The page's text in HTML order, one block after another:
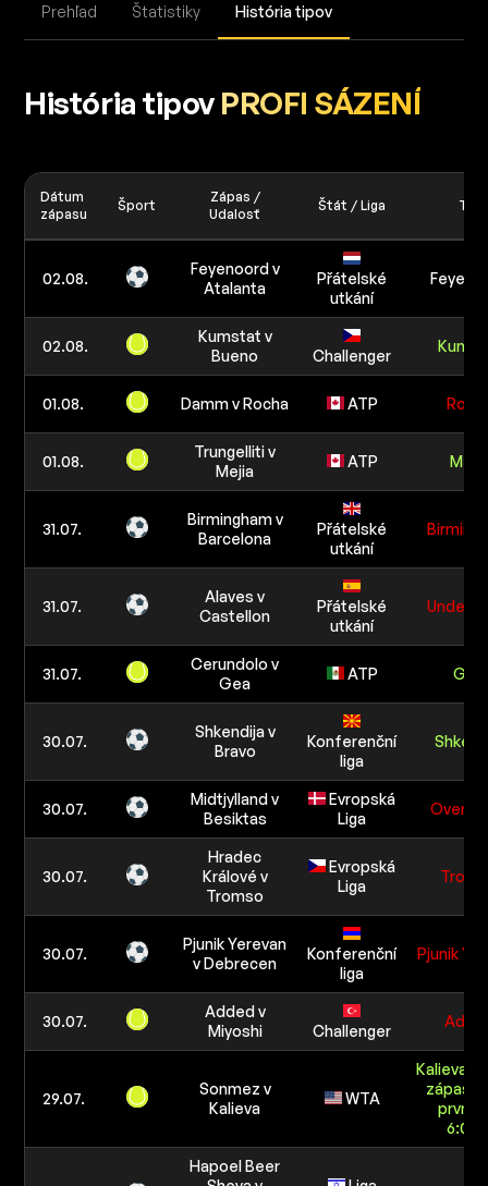
Prehľad Štatistiky História tipov
História tipov PROFI SÁZENÍ
Dátum
zápasu
Šport
Zápas /
Udalosť
Štát / Liga Tip
02.08.
Feyenoord v
Atalanta
Přátelské
utkání
02.08.
Kumstat v
Bueno
Challenger
01.08. Damm v Rocha ATP
01.08.
Trungelliti v
Mejia
ATP Mejia
31.07.
Birmingham v
Barcelona
Přátelské
utkání
31.07.
Alaves v
Castellon
Přátelské
utkání
Under
31.07.
Cerundolo v
Gea
ATP Gea
30.07.
Shkendija v
Bravo
Konferenční
liga
30.07.
Midtjylland v
Besiktas
Evropská
Liga
Over
30.07.
Hradec
Králové v
Tromso
Evropská
Liga
30.07.
Pjunik Yerevan
v Debrecen
Konferenční
liga
Pjunik
30.07.
Added v
Miyoshi
Challenger
29.07.
Sonmez v
Kalieva
WTA
Kalieva
zápas
první
6:0/
Hapoel Beer